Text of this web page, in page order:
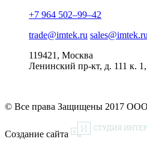
+7 964 502–99–42
trade@imtek.ru sales@imtek.ru
119421, Москва
Ленинский пр-кт, д. 111 к.
© Все права Защищены 2017
Создание сайта